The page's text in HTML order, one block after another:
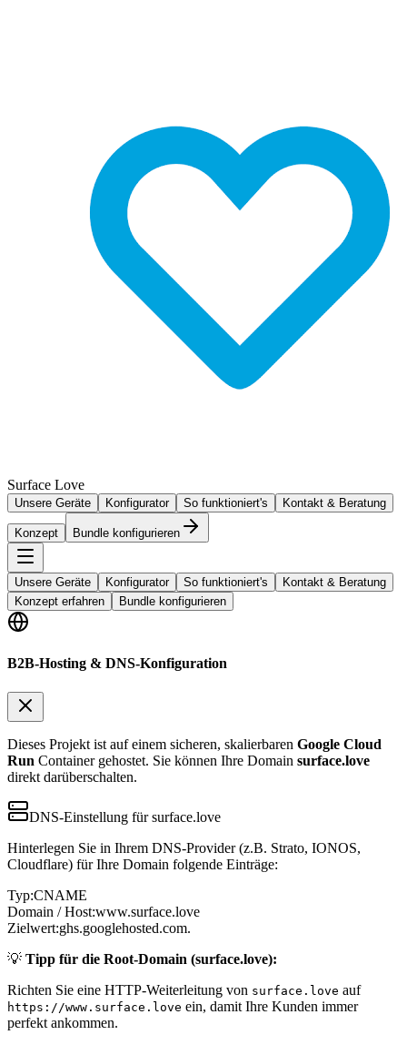
Surface Love
Unsere Geräte Konfigurator So funktioniert's Kontakt & Beratung
Konzept Bundle konfigurieren
Unsere Geräte Konfigurator So funktioniert's
Kontakt & Beratung
Konzept erfahren
Bundle konfigurieren
B2B-Hosting & DNS-Konfiguration
Dieses Projekt ist auf einem sicheren, skalierbaren Google Cloud
Run Container gehostet. Sie können Ihre Domain surface.love
direkt darüberschalten.
DNS-Einstellung für surface.love
Hinterlegen Sie in Ihrem DNS-Provider (z.B. Strato, IONOS,
Cloudflare) für Ihre Domain folgende Einträge:
Typ:CNAME
Domain / Host:www.surface.love
Zielwert:ghs.googlehosted.com.
💡 Tipp für die Root-Domain (surface.love):
Richten Sie eine HTTP-Weiterleitung von surface.love auf
https://www.surface.love ein, damit Ihre Kunden immer
perfekt ankommen.